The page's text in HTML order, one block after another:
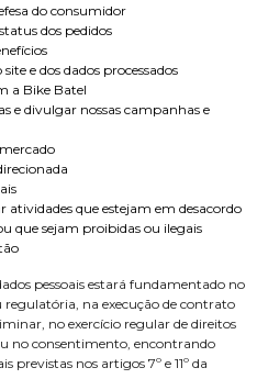
do consumidor
dos pedidos
e dos dados processados
a Bike Batel
e divulgar nossas campanhas e
atividades que estejam em desacordo
que sejam proibidas ou ilegais
pessoais estará fundamentado no
na execução de contrato
no exercício regular de direitos
no consentimento, encontrando
previstas nos artigos 7º e 11º da